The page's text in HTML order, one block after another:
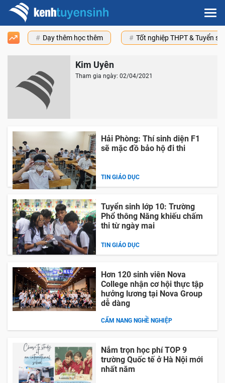
Dạy thêm học thêm Tốt nghiệp THPT & Tuyển
Kim Uyên
Tham gia ngày: 02/04/2021
Hải Phòng: Thí sinh diện F1
sẽ mặc đồ bảo hộ đi thi
TIN GIÁO DỤC
Tuyển sinh lớp 10: Trường
Phổ thông Năng khiếu chấm
thi từ ngày mai
TIN GIÁO DỤC
Hơn 120 sinh viên Nova
College nhận cơ hội thực tập
hưởng lương tại Nova Group
dễ dàng
CẨM NANG NGHỀ NGHIỆP
Nắm trọn học phí TOP 9
trường Quốc tế ở Hà Nội mới
nhất năm